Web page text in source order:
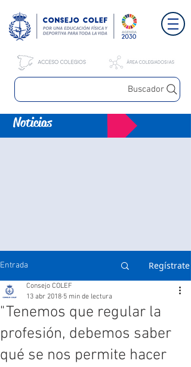
Buscador
Noticias
Entrada Regístrate
"Tenemos que regular la
profesión, debemos saber
qué se nos permite hacer
Consejo COLEF
13 abr 2018 5 min de lectura